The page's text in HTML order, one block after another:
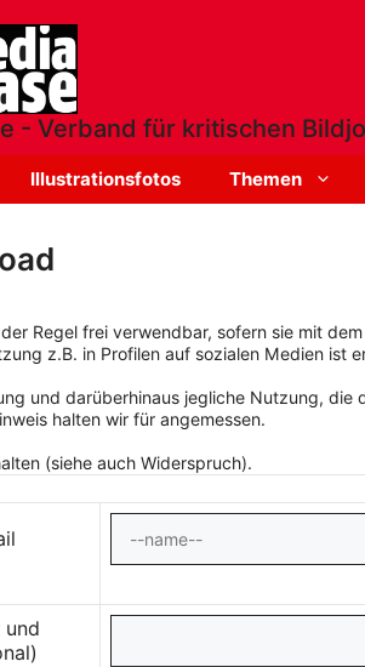
- Verband für kritischen
Illustrationsfotos Themen
Regel frei verwendbar, sofern sie mit
z.B. in Profilen auf sozialen Medien ist
und darüberhinaus jegliche Nutzung,
halten wir für angemessen.
(siehe auch Widerspruch).
und